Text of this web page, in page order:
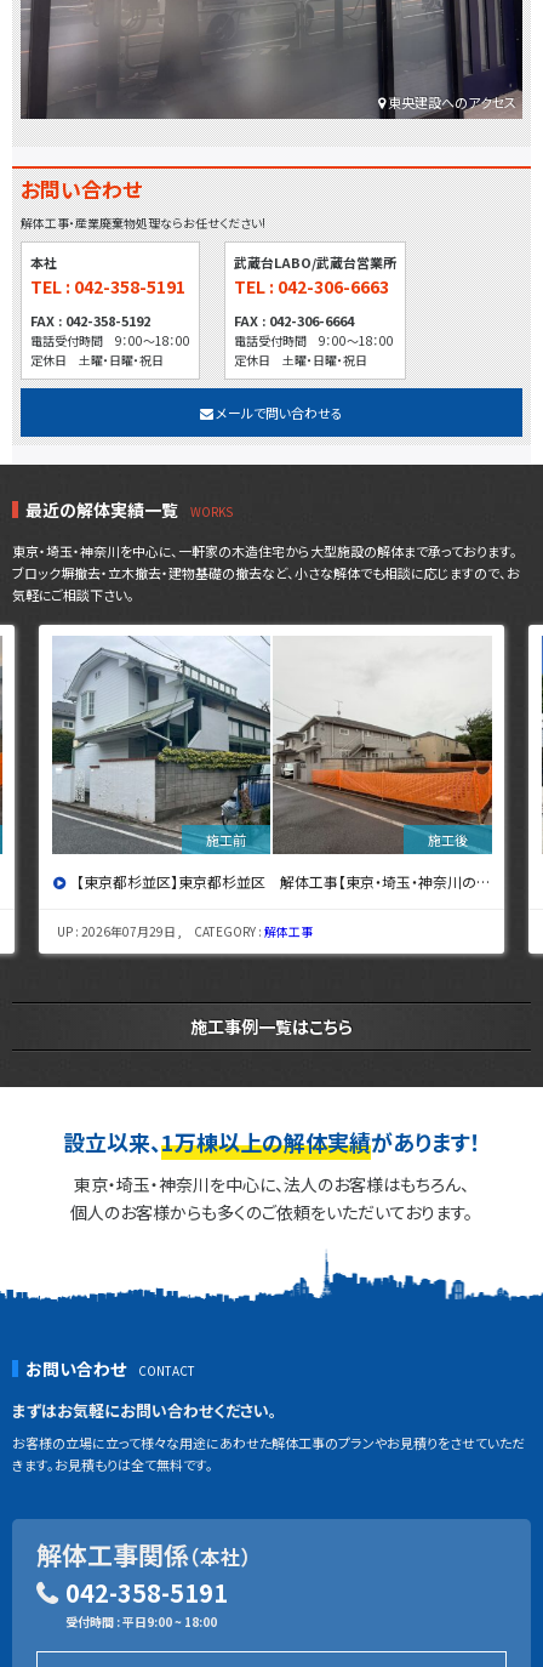
東央建設へのアクセス
お問い合わせ
解体工事・産業廃棄物処理ならお任せください!
本社
TEL : 042-358-5191
FAX : 042-358-5192
電話受付時間 9：00～18：00
定休日 土曜・日曜・祝日
武蔵台LABO/武蔵台営業所
TEL : 042-306-6663
FAX : 042-306-6664
電話受付時間 9：00～18：00
定休日 土曜・日曜・祝日
メールで問い合わせる
最近の解体実績一覧
東京・埼玉・神奈川を中心に、一軒家の木造住宅から大型施設の解体まで承っております。
ブロック塀撤去・立木撤去・建物基礎の撤去など、小さな解体でも相談に応じますので、お
気軽にご相談下さい。
【東京都杉並区】東京都杉並区 解体工事【東京・埼玉・神奈川の解体工事なら東央建設へ】
UP : 2026年07月29日 , CATEGORY :解体工事
施工事例一覧はこちら
設立以来、1万棟以上の解体実績があります！
東京・埼玉・神奈川を中心に、法人のお客様はもちろん、
個人のお客様からも多くのご依頼をいただいております。
お問い合わせ
まずはお気軽にお問い合わせください。
お客様の立場に立って様々な用途にあわせた解体工事のプランやお見積りをさせていただ
きます。お見積もりは全て無料です。
解体工事関係（本社）
042-358-5191
受付時間 : 平日9:00 ~ 18:00